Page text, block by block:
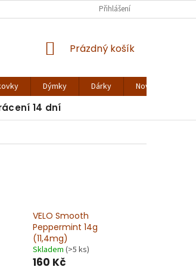
VRÁCENÍ ZBOŽÍ
Přihlášení
NÁKUPNÍ
Prázdný košík
Dýmky Dárky Novinky - blog
14 dní
VELO Smooth
Peppermint 14g
(11,4mg)
Skladem (>5 ks)
160 Kč